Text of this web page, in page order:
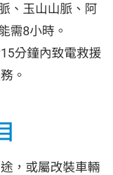
、玉山山脈、阿
需8小時。
分鐘內致電救援
。
，或屬改裝車輛